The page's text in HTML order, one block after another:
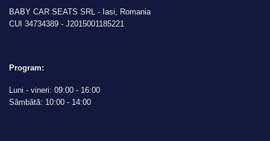
BABY CAR SEATS SRL - Iasi, Romania
CUI 34734389 - J2015001185221
Program:
Luni - vineri: 09:00 - 16:00
Sâmbătă: 10:00 - 14:00